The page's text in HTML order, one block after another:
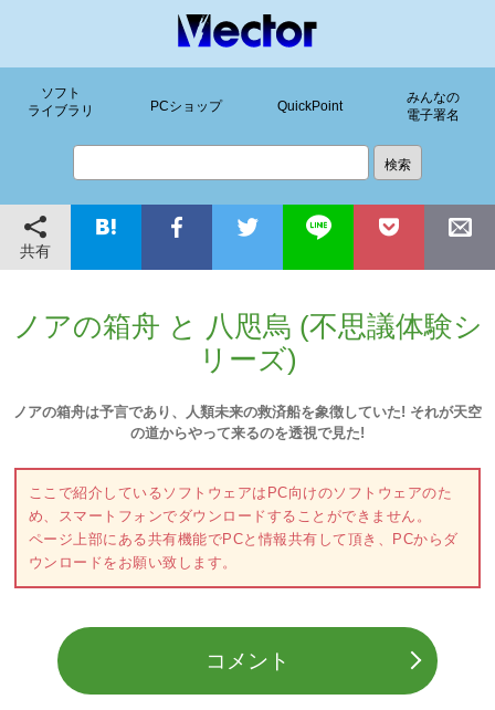
ソフト
ライブラリ
PCショップ QuickPoint
みんなの
電子署名
共有
ノアの箱舟 と 八咫烏 (不思議体験シ
リーズ)
ノアの箱舟は予言であり、人類未来の救済船を象徴していた! それが天空
の道からやって来るのを透視で見た!
ここで紹介しているソフトウェアはPC向けのソフトウェアのた
め、スマートフォンでダウンロードすることができません。
ページ上部にある共有機能でPCと情報共有して頂き、PCからダ
ウンロードをお願い致します。
コメント